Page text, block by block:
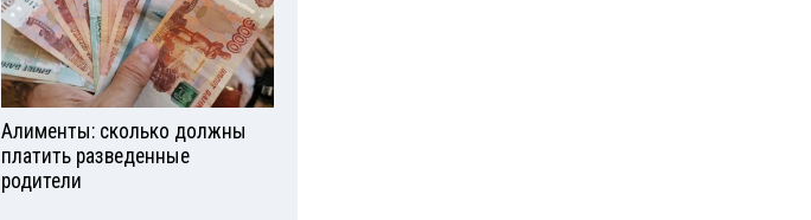
Алименты: сколько должны
платить разведенные
родители